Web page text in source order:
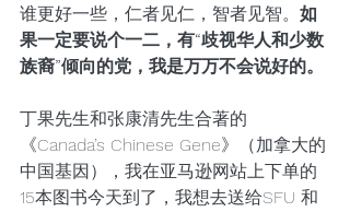
谁更好一些，仁者见仁，智者见智。 如
果一定要说个一二，有“歧视华人和少数
族裔”倾向的党，我是万万不会说好的。
丁果先生和张康清先生合著的
《Canada’s Chinese Gene》（加拿大的
中国基因），我在亚马逊网站上下单的
15本图书今天到了，我想去送给SFU 和